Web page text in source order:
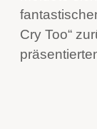
Cry Too“